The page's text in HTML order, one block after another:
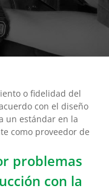
o fidelidad del
con el diseño
un estándar en la
como proveedor de
problemas
con la